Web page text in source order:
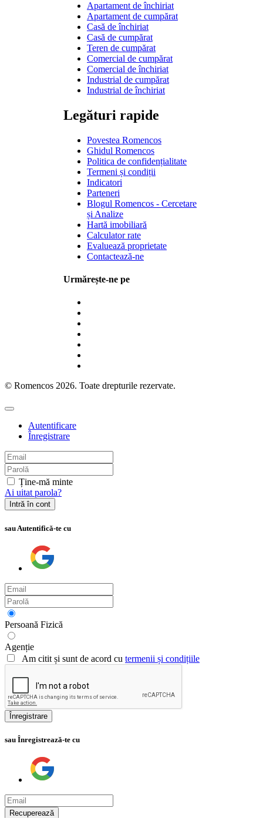
Apartament de închiriat
Apartament de cumpărat
Casă de închiriat
Casă de cumpărat
Teren de cumpărat
Comercial de cumpărat
Comercial de închiriat
Industrial de cumpărat
Industrial de închiriat
Legături rapide
Povestea Romencos
Ghidul Romencos
Politica de confidențialitate
Termeni și condiții
Indicatori
Parteneri
Blogul Romencos - Cercetare
și Analize
Hartă imobiliară
Calculator rate
Evaluează proprietate
Contactează-ne
Urmărește-ne pe
© Romencos 2026. Toate drepturile rezervate.
Autentificare
Înregistrare
Ține-mă minte
Ai uitat parola?
Intră în cont
sau Autentifică-te cu
Persoană Fizică
Agenție
Am citit și sunt de acord cu termenii și condițiile
Înregistrare
sau Înregistrează-te cu
Recuperează